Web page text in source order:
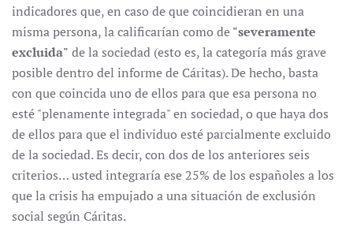
indicadores que, en caso de que coincidieran en una
misma persona, la calificarían como de"severamente
excluida" de la sociedad (esto es, la categoría más grave
posible dentro del informe de Cáritas). De hecho, basta
con que coincida uno de ellos para que esa persona no
esté "plenamente integrada" en sociedad, o que haya dos
de ellos para que el individuo esté parcialmente excluido
de la sociedad. Es decir, con dos de los anteriores seis
criterios… usted integraría ese 25% de los españoles a los
que la crisis ha empujado a una situación de exclusión
social según Cáritas.